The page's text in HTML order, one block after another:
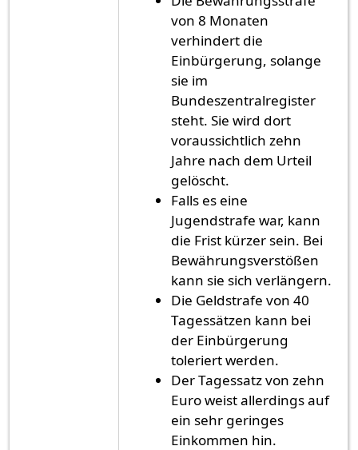
von 8 Monaten
verhindert die
Einbürgerung, solange
sie im
Bundeszentralregister
steht. Sie wird dort
voraussichtlich zehn
Jahre nach dem Urteil
gelöscht.
Falls es eine
Jugendstrafe war, kann
die Frist kürzer sein. Bei
Bewährungsverstößen
kann sie sich verlängern.
Die Geldstrafe von 40
Tagessätzen kann bei
der Einbürgerung
toleriert werden.
Der Tagessatz von zehn
Euro weist allerdings auf
ein sehr geringes
Einkommen hin.